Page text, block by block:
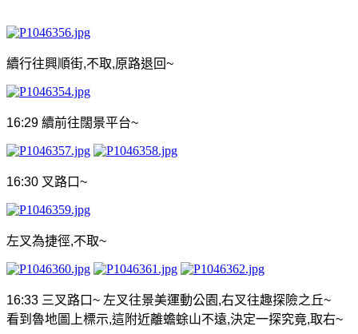
續行往興順街,不取,原路退回~
16:29 續前往闊景平台~
16:30 叉路口~
左叉為捷徑,不取~
16:33 三叉路口~ 左叉往景美運動公園 ,右叉往趣探險之丘~
看到魯地圖上標示,這附近離蟾蜍山不遠,決定一探究竟,取右~